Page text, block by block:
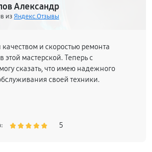
Александр
из Яндекс.Отзывы
и скоростью ремонта
этой мастерской. Теперь с
сказать, что имею надежного
своей техники.
5